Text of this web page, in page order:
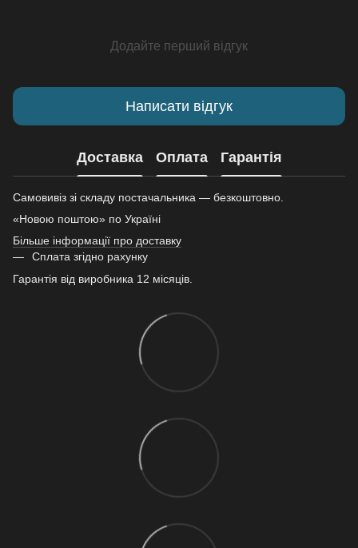
Додайте перший відгук
Написати відгук
Доставка Оплата Гарантія
Самовивіз зі складу постачальника — безкоштовно.
«Новою поштою» по Україні
Більше інформації про доставку
Сплата згідно рахунку
Гарантія від виробника 12 місяців.